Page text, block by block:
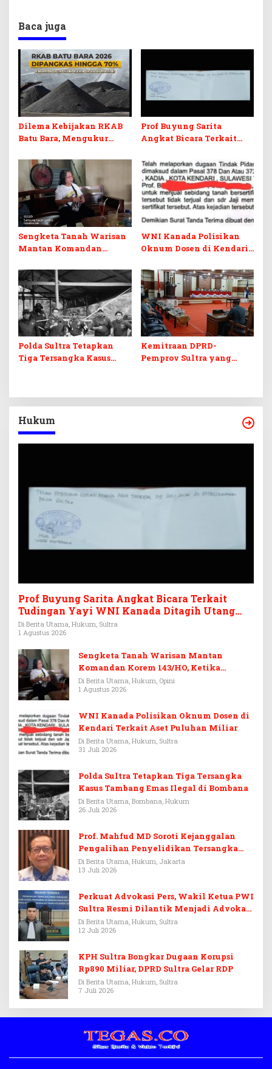
Baca juga
Dilema Kebijakan RKAB
Batu Bara, Mengukur
Penerimaan Negara dan
Kepastian Investasi
Prof Buyung Sarita
Angkat Bicara Terkait
Kanada Ditagih Utang
Rp3,6 Miliar
Sengketa Tanah Warisan
Mantan Komandan
Warisan Menjadi Arena
Pemerasan
WNI Kanada Polisikan
Oknum Dosen di Kendari
Miliar
Polda Sultra Tetapkan
Tiga Tersangka Kasus
Kemitraan DPRD-
Pemprov Sultra yang
Hukum
Prof Buyung Sarita Angkat Bicara Terkait
Tudingan Yayi WNI Kanada Ditagih Utang
Rp3,6 Miliar
Di Berita Utama, Hukum, Sultra
1 Agustus 2026
Sengketa Tanah Warisan Mantan
Komandan Korem 143/HO, Ketika
Warisan Menjadi Arena Pemerasan
Di Berita Utama, Hukum, Opini
1 Agustus 2026
WNI Kanada Polisikan Oknum Dosen di
Kendari Terkait Aset Puluhan Miliar
Di Berita Utama, Hukum, Sultra
31 Juli 2026
Polda Sultra Tetapkan Tiga Tersangka
Kasus Tambang Emas Ilegal di Bombana
Di Berita Utama, Bombana, Hukum
26 Juli 2026
Prof. Mahfud MD Soroti Kejanggalan
Pengalihan Penyelidikan Tersangka
Febrie Adriansyah
Di Berita Utama, Hukum, Jakarta
13 Juli 2026
Perkuat Advokasi Pers, Wakil Ketua PWI
Sultra Resmi Dilantik Menjadi Advokat
PERADI
Di Berita Utama, Hukum, Sultra
12 Juli 2026
KPH Sultra Bongkar Dugaan Korupsi
Rp890 Miliar, DPRD Sultra Gelar RDP
Di Berita Utama, Hukum, Sultra
7 Juli 2026